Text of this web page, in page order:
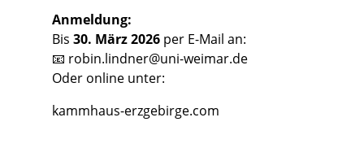
Anmeldung:
Bis 30. März 2026per E-Mail an:
📧 robin.lindner@uni-weimar.de
Oder online unter:
kammhaus-erzgebirge.com